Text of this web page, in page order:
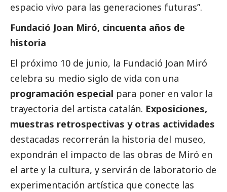
espacio vivo para las generaciones futuras”.
Fundació Joan Miró, cincuenta años de
historia
El próximo 10 de junio, la Fundació Joan Miró
celebra su medio siglo de vida con una
programación especial para poner en valor la
trayectoria del artista catalán. Exposiciones,
muestras retrospectivas y otras actividades
destacadas recorrerán la historia del museo,
expondrán el impacto de las obras de Miró en
el arte y la cultura, y servirán de laboratorio de
experimentación artística que conecte las